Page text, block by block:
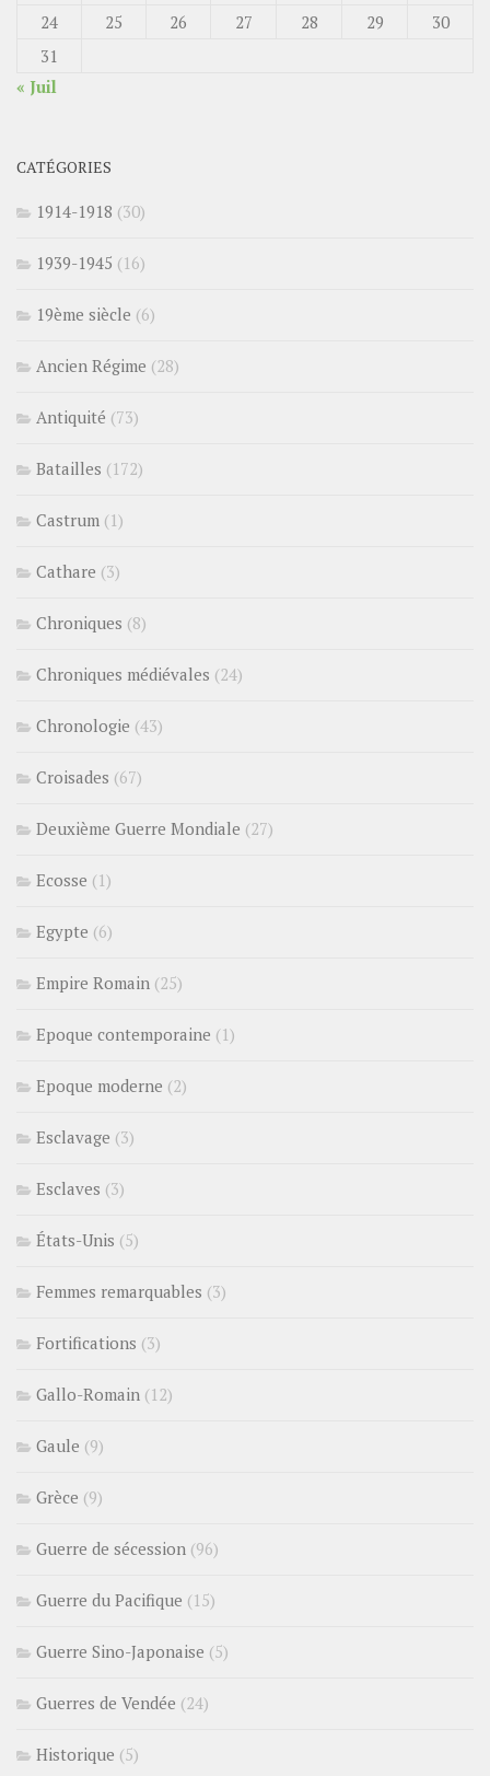
24
25 26 27 28 29
30
31
« Juil
CATÉGORIES
1914-1918 (30)
1939-1945 (16)
19ème siècle (6)
Ancien Régime (28)
Antiquité (73)
Batailles (172)
Castrum (1)
Cathare (3)
Chroniques (8)
Chroniques médiévales (24)
Chronologie (43)
Croisades (67)
Deuxième Guerre Mondiale (27)
Ecosse (1)
Egypte (6)
Empire Romain (25)
Epoque contemporaine (1)
Epoque moderne (2)
Esclavage (3)
Esclaves (3)
États-Unis (5)
Femmes remarquables (3)
Fortifications (3)
Gallo-Romain (12)
Gaule (9)
Grèce (9)
Guerre de sécession (96)
Guerre du Pacifique (15)
Guerre Sino-Japonaise (5)
Guerres de Vendée (24)
Historique (5)